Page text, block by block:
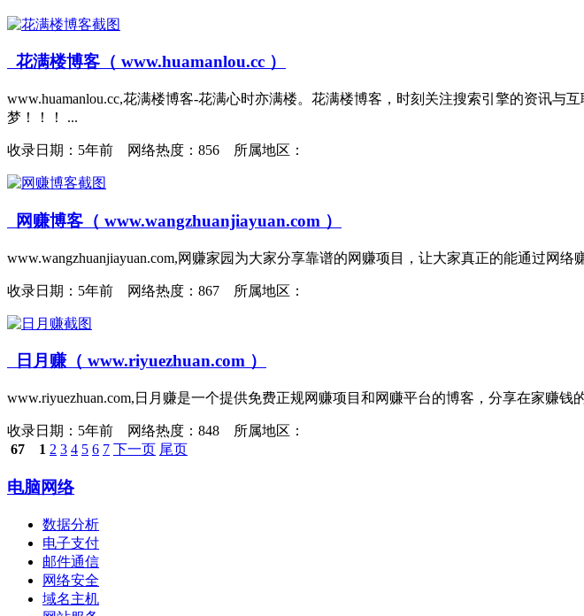
花满楼博客（ www.huamanlou.cc ）
www.huamanlou.cc,花满楼博客-花满心时亦满楼。花满楼博客，时刻关注搜索引擎的资讯
梦！！！ ...
收录日期： 5年前 网络热度：856 所属地区：
网赚博客（ www.wangzhuanjiayuan.com ）
www.wangzhuanjiayuan.com,网赚家园为大家分享靠谱的网赚项目，让大家真正的能通过网络
收录日期： 5年前 网络热度：867 所属地区：
日月赚（ www.riyuezhuan.com ）
www.riyuezhuan.com,日月赚是一个提供免费正规网赚项目和网赚平台的博客，分享在家赚
收录日期： 5年前 网络热度：848 所属地区：
67
1 2 3 4 5 6 7 下一页 尾页
电脑网络
数据分析
电子支付
邮件通信
网络安全
域名主机